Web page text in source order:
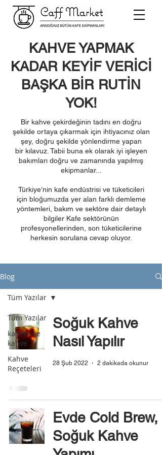
KAHVE YAPMAK
KADAR KEYİF VERİCİ
BAŞKA BİR RUTİN
YOK!
Bir kahve çekirdeğinin tadını en doğru
şekilde ortaya çıkarmak için ihtiyacınız olan
şey, doğru şekilde yönlendirme yapan
bir kılavuz. Tabii buna ek olarak iyi işleyen
bakımları doğru ve zamanında yapılmış
ekipmanlar...
Türkiye’nin kafe endüstrisi ve tüketicileri
için bloğumuzda yer alan farklı demleme
yöntemleri, bakım ve sektöre dair detaylı
bilgiler Kafe sektörünün
profesyonellerinden, son tüketicilerine
herkesin sorulana cevap oluyor.
Blog
Tüm Yazılar
kafeler ve
kahve
Kahve
Reçeteleri
Tüm Yazılar
Soğuk Kahve
Nasıl Yapılır
28 Şub 2022 2 dakikada okunur
Evde Cold Brew,
Soğuk Kahve